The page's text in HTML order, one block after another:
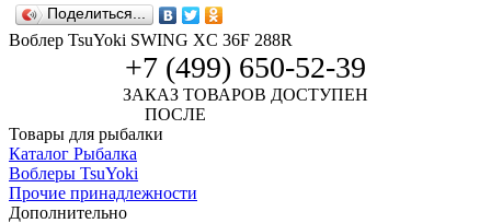
Поделиться...
Воблер TsuYoki SWING XC 36F 288R
+7 (499) 650-52-39
ЗАКАЗ ТОВАРОВ ДОСТУПЕН
ПОСЛЕ
Товары для рыбалки
Каталог Рыбалка
Воблеры TsuYoki
Прочие принадлежности
Дополнительно